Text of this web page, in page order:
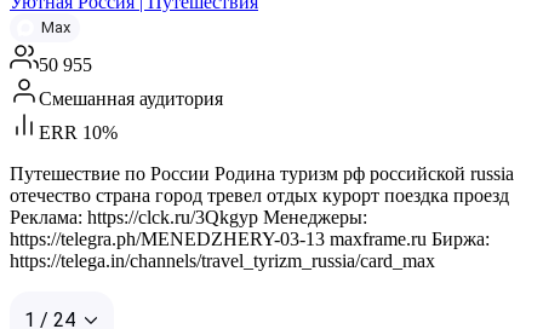
Max
50 955
Смешанная аудитория
ERR 10%
Путешествие по России Родина туризм рф российской russia
отечество страна город тревел отдых курорт поездка проезд
Реклама: https://clck.ru/3Qkgyp Менеджеры:
https://telegra.ph/MENEDZHERY-03-13 maxframe.ru Биржа:
https://telega.in/channels/travel_tyrizm_russia/card_max
1 / 24